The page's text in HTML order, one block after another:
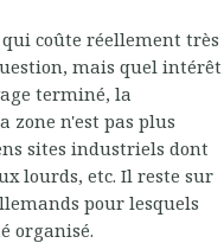
coûte réellement très
mais quel intérêt
terminé, la
zone n'est pas plus
sites industriels dont
lourds, etc. Il reste sur
pour lesquels
organisé.